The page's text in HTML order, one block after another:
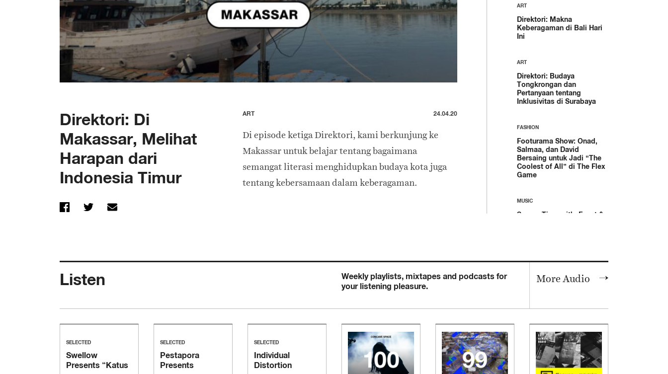
Direktori: Di
Makassar, Melihat
Harapan dari
Indonesia Timur
ART 24.04.20
Di episode ketiga Direktori, kami berkunjung ke
Makassar untuk belajar tentang bagaimana
semangat literasi menghidupkan budaya kota juga
tentang kebersamaan dalam keberagaman.
ART
Direktori: Makna
Keberagaman di Bali Hari
Ini
ART
Direktori: Budaya
Tongkrongan dan
Pertanyaan tentang
Inklusivitas di Surabaya
FASHION
Footurama Show: Onad,
Salmaa, dan David
Bersaing untuk Jadi “The
Coolest of All” di The Flex
Game
MUSIC
Screen Time with .Feast &
MUSIC
Loka Suara Live at
Archipelago Festival, Part
2: Gardika Gigih & BAP.
Listen
Weekly playlists, mixtapes and podcasts for
your listening pleasure.
More Audio
SELECTED
Swellow
Presents “Katus
SELECTED
Pestapora
Presents
SELECTED
Individual
Distortion